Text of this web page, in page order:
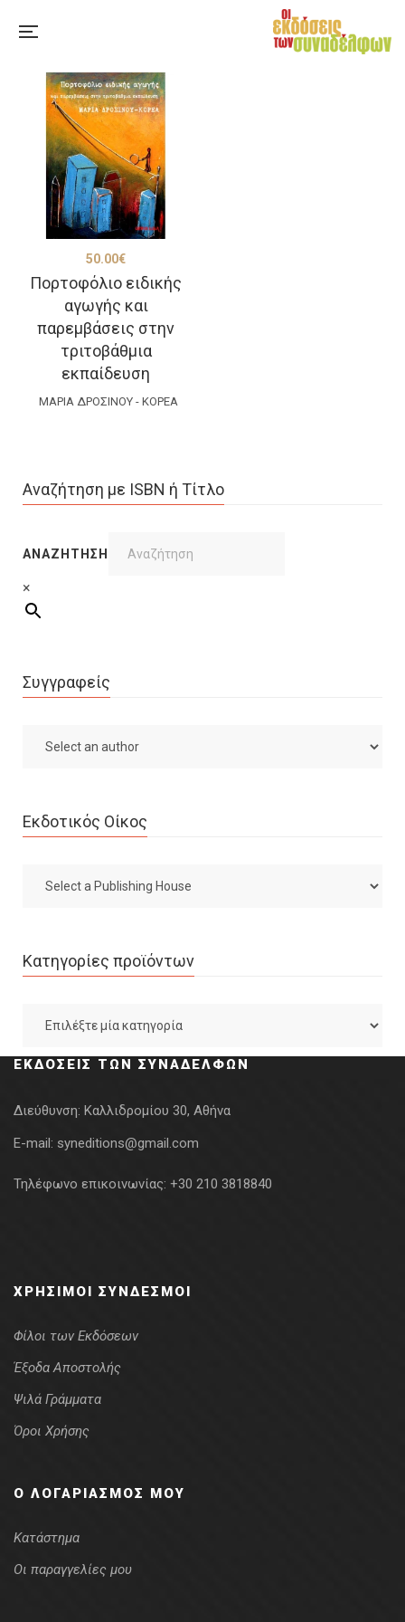
Πορτοφόλιο ειδικής
αγωγής και
παρεμβάσεις στην
τριτοβάθμια
εκπαίδευση
50.00€
ΜΑΡΊΑ ΔΡΟΣΙΝΟΎ - ΚΟΡΈΑ
Αναζήτηση με ISBN ή Τίτλο
ΑΝΑΖΉΤΗΣΗ
×
Συγγραφείς
Εκδοτικός Οίκος
Κατηγορίες προϊόντων
ΕΚΔΌΣΕΙΣ ΤΩΝ ΣΥΝΑΔΈΛΦΩΝ
Διεύθυνση: Καλλιδρομίου 30, Αθήνα
E-mail: syneditions@gmail.com
Τηλέφωνο επικοινωνίας: +30 210 3818840
ΧΡΉΣΙΜΟΙ ΣΎΝΔΕΣΜΟΙ
Φίλοι των Εκδόσεων
Έξοδα Αποστολής
Ψιλά Γράμματα
Όροι Χρήσης
Ο ΛΟΓΑΡΙΑΣΜΌΣ ΜΟΥ
Κατάστημα
Οι παραγγελίες μου